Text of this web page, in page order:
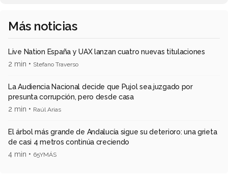
Más noticias
Live Nation España y UAX lanzan cuatro nuevas titulaciones
2 min • Stefano Traverso
La Audiencia Nacional decide que Pujol sea juzgado por
presunta corrupción, pero desde casa
2 min • Raúl Arias
El árbol más grande de Andalucía sigue su deterioro: una grieta
de casi 4 metros continúa creciendo
4 min • 65YMÁS